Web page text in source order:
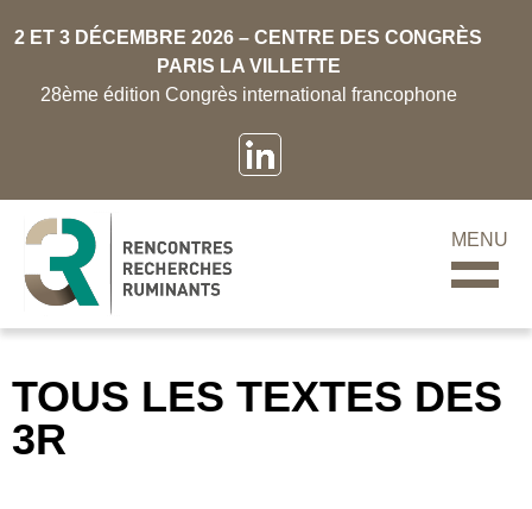
2 ET 3 DÉCEMBRE 2026 – CENTRE DES CONGRÈS
PARIS LA VILLETTE
28ème édition Congrès international francophone
MENU
TOUS LES TEXTES DES
3R